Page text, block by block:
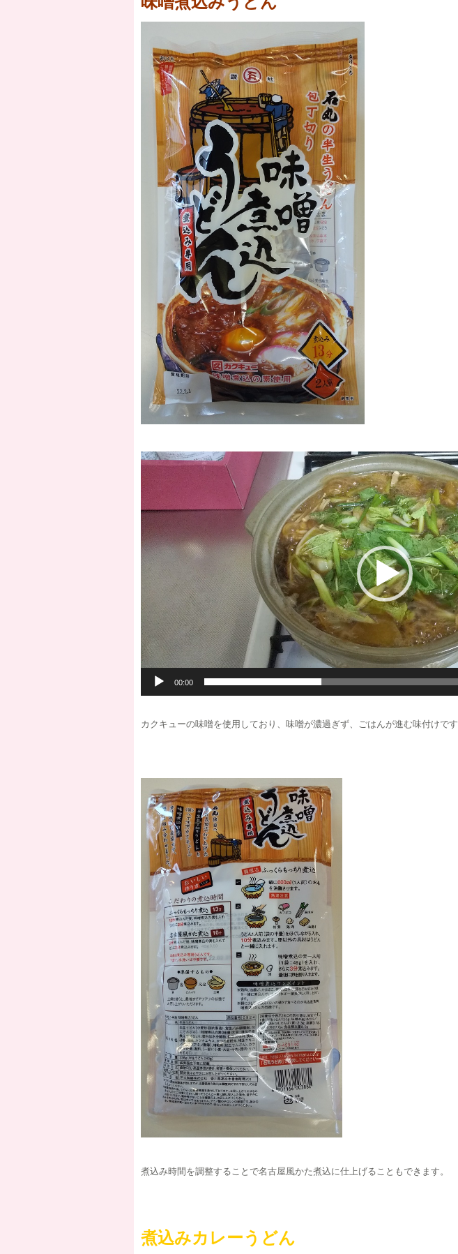
動
画
プ
レ
ー
ヤ
ー
00:00
カクキューの味噌を使用しており、味噌が濃過ぎず、ごはんが進む味付けです
煮込み時間を調整することで名古屋風かた煮込に仕上げることもできます。
煮込みカレーうどん